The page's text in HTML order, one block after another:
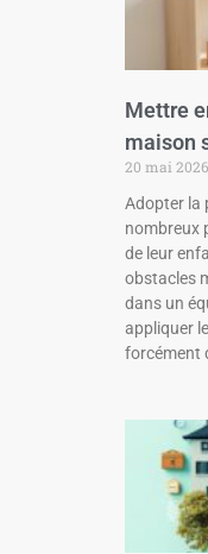
Mettre
maison
20 mai 2026
Adopter la
nombreux
de leur
obstacles
dans un
appliquer
forcément